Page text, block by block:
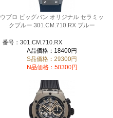
ウブロ ビッグバン オリジナル セラミッ
クブルー 301.CM.710.RX ブルー
番号：301.CM.710.RX
A品価格：18400円
S品価格：29300円
N品価格：50300円